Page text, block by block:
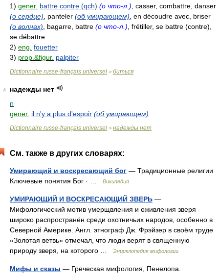
1) gener. battre contre (qch) (о что-л.) , casser, combattre, danser
(о сердце) , panteler (об умирающем) , en découdre avec, briser
(о волнах) , bagarre, battre (о что-л.) , frétiller, se battre (contre),
se débattre
2) eng. fouetter
3) prop.&figur. palpiter
Dictionnaire russe-français universel > биться
4
надежды нет
n
gener. il n'y a plus d'espoir (об умирающем)
Dictionnaire russe-français universel > надежды нет
См. также в других словарях:
Умирающий и воскресающий бог — Традиционные религии
Ключевые понятия Бог · …
Википедия
УМИРАЮЩИЙ И ВОСКРЕСАЮЩИЙ ЗВЕРЬ —
Мифологический мотив умерщвления и оживления зверя
широко распространён среди охотничьих народов, особенно в
Северной Америке. Англ. этнограф Дж. Фрэйзер в своём труде
«Золотая ветвь» отмечал, что люди верят в священную
природу зверя, на которого …
Энциклопедия мифологии
Мифы и сказы — Греческая мифология, Пенелопа.